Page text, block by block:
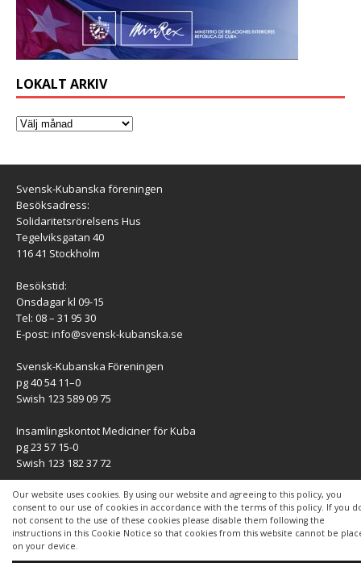
Our website uses cookies. By using our website and agreeing to this policy, you
consent to our use of cookies in accordance with the terms of this policy. If you
not consent to the use of these cookies please disable them following the
instructions in this Cookie Notice so that cookies from this website cannot be
on your device.
LOKALT ARKIV
Svensk-Kubanska föreningen
Besöksadress:
Solidaritetsrörelsens Hus
Tegelviksgatan 40
116 41 Stockholm
Besökstid:
Onsdagar kl 09-15
Tel: 08 – 31 95 30
E-post: info@svensk-kubanska.se
Svensk-Kubanska Föreningen
pg 40 54 11–0
Swish 123 589 09 75
Insamlingskontot Mediciner för Kuba
pg 23 57 15-0
Swish 123 182 37 72
KONTAKT
Kontaktuppgifter